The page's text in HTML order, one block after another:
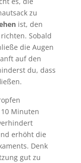
zu
ist, den
Sobald
die Augen
auf den
du, dass
Minuten
erhöht die
Denk
gut zu